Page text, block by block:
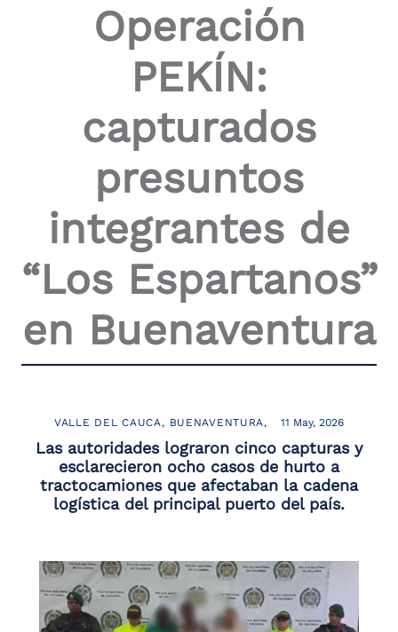
Operación
PEKÍN:
capturados
presuntos
integrantes de
“Los Espartanos”
en Buenaventura
VALLE DEL CAUCA BUENAVENTURA 11 May, 2026
Las autoridades lograron cinco capturas y
esclarecieron ocho casos de hurto a
tractocamiones que afectaban la cadena
logística del principal puerto del país.